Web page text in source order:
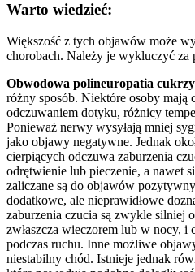
Warto wiedzieć:
Większość z tych objawów może
chorobach. Należy je wykluczyć za
Obwodowa polineuropatia
różny sposób. Niektóre osoby mają
odczuwaniem dotyku, różnicy
Ponieważ nerwy wysyłają mniej
jako objawy negatywne. Jednak
cierpiących odczuwa zaburzenia
odrętwienie lub pieczenie, a nawet
zaliczane są do objawów
dodatkowe, ale nieprawidłowe
zaburzenia czucia są zwykle silniej
zwłaszcza wieczorem lub w nocy, i
podczas ruchu. Inne możliwe
niestabilny chód. Istnieje jednak